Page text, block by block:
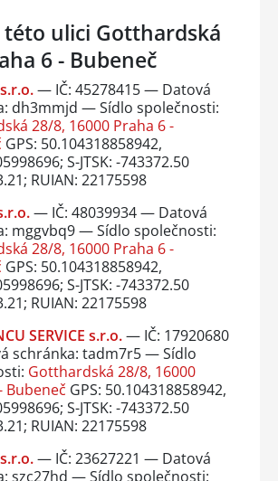
této ulici Gotthardská
6 - Bubeneč
— IČ: 45278415 — Datová
dh3mmjd — Sídlo společnosti:
28/8, 16000 Praha 6 -
GPS: 50.104318858942,
S-JTSK: -743372.50
RUIAN: 22175598
— IČ: 48039934 — Datová
mggvbq9 — Sídlo společnosti:
28/8, 16000 Praha 6 -
GPS: 50.104318858942,
S-JTSK: -743372.50
RUIAN: 22175598
SERVICE s.r.o.— IČ: 17920680
schránka: tadm7r5 — Sídlo
Gotthardská 28/8, 16000
Bubeneč GPS: 50.104318858942,
S-JTSK: -743372.50
RUIAN: 22175598
— IČ: 23627221 — Datová
szc27hd — Sídlo společnosti: